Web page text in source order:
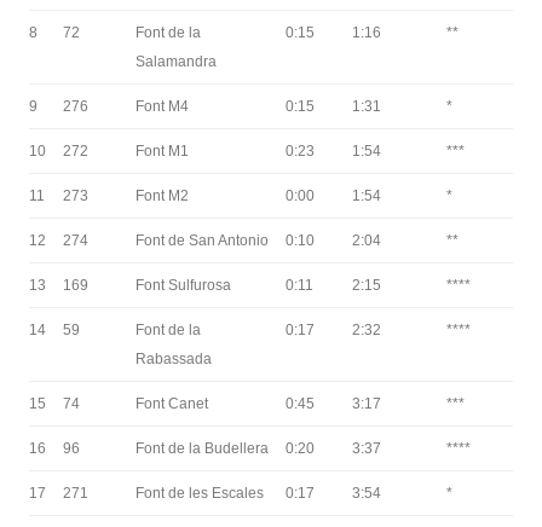
8 72
Font de la
Salamandra
0:15 1:16 **
9 276 Font M4 0:15 1:31 *
10 272 Font M1 0:23 1:54 ***
11 273 Font M2 0:00 1:54 *
12 274 Font de San Antonio 0:10 2:04 **
13 169 Font Sulfurosa 0:11 2:15 ****
14 59
Font de la
Rabassada
0:17 2:32 ****
15 74 Font Canet 0:45 3:17 ***
16 96 Font de la Budellera 0:20 3:37 ****
17 271 Font de les Escales 0:17 3:54 *